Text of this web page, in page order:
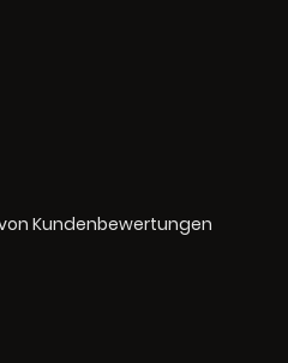
Kundenbewertungen